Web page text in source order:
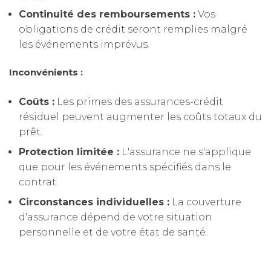
Continuité des remboursements : Vos
obligations de crédit seront remplies malgré
les événements imprévus.
Inconvénients :
Coûts : Les primes des assurances-crédit
résiduel peuvent augmenter les coûts totaux du
prêt.
Protection limitée : L'assurance ne s'applique
que pour les événements spécifiés dans le
contrat.
Circonstances individuelles : La couverture
d'assurance dépend de votre situation
personnelle et de votre état de santé.